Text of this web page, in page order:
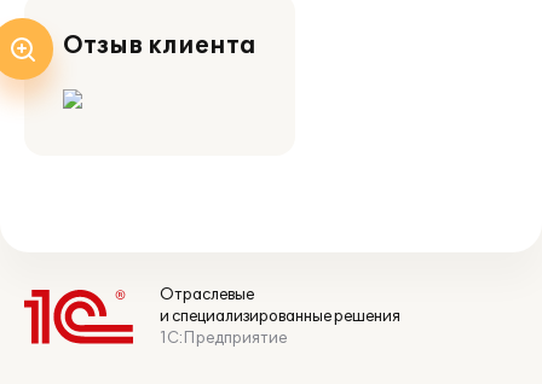
Отзыв клиента
Отраслевые
и специализированные решения
1С:Предприятие